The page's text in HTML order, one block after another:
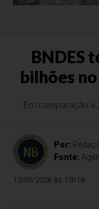
BNDES
bilhões
Em comparação a
Por:
Fonte:
12/05/2026 às 15h18